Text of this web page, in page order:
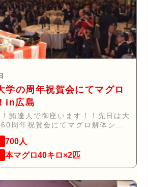
学の周年祝賀会にてマグロ
in広島
鮪達人で御座います！！先日は大
周年祝賀会にてマグロ解体ショ
700人
本マグロ40キロ×2匹